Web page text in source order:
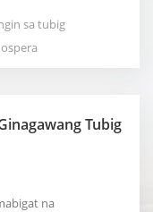
na
halumigmig sa
sa tubig
Tubig
na